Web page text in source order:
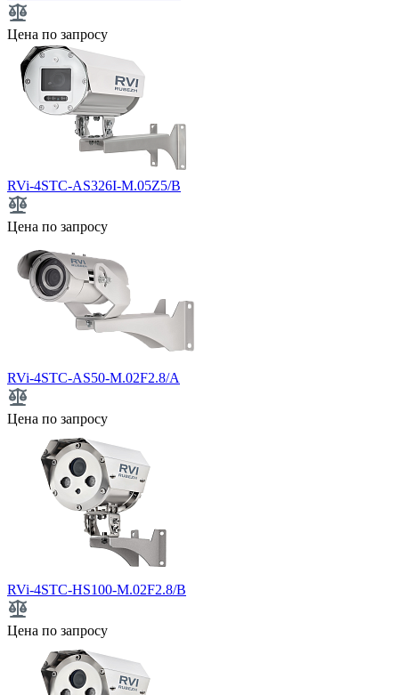
Цена по запросу
RVi-4STC-AS326I-M.05Z5/B
Цена по запросу
RVi-4STC-AS50-M.02F2.8/A
Цена по запросу
RVi-4STC-HS100-M.02F2.8/B
Цена по запросу